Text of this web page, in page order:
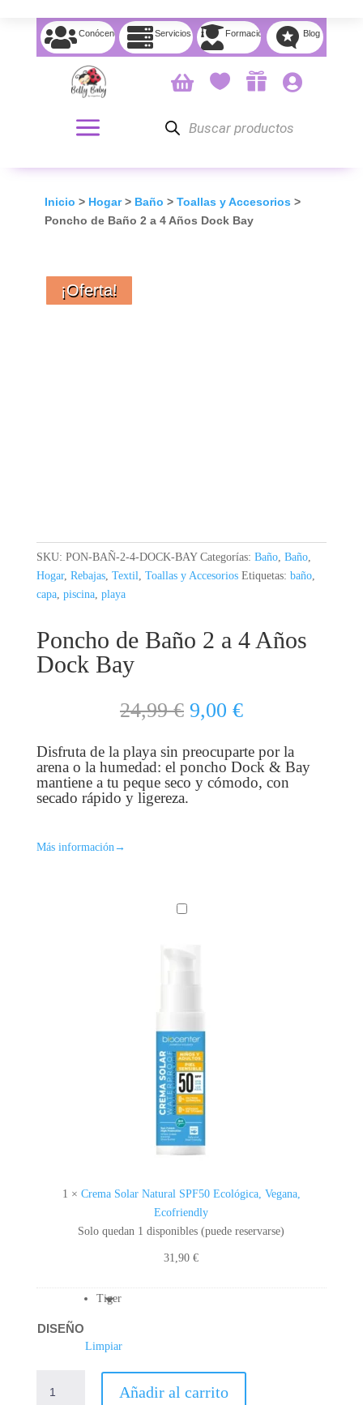
Conócenos Servicios  Formación  Blog
   
productos
Inicio > Hogar> Baño > Toallas y Accesorios >
Poncho de Baño 2 a 4 Años Dock Bay
¡Oferta!
SKU: PON-BAÑ-2-4-DOCK-BAY Categorías: Baño, Baño,
Hogar, Rebajas, Textil Toallas y Accesorios Etiquetas: baño,
capa, piscina, playa
Poncho de Baño 2 a 4 Años
Dock Bay
24,99€ El
precio
original
era:
24,99 €.
9,00 €El
actual
es:
9,00 €.
Disfruta de la playa sin preocuparte por la
arena o la humedad: el poncho Dock & Bay
mantiene a tu peque seco y cómodo, con
secado rápido y ligereza.
Más información →
C
L
A
R
N
A
T
U
A
L
S
F
L
Ó
1 × Crema Solar Natural SPF50 Ecológica, Vegana,
Ecofriendly
Solo quedan 1 disponibles (puede reservarse)
31,90€
DISEÑO
Tiger
Limpiar
DE
Añadir al carrito